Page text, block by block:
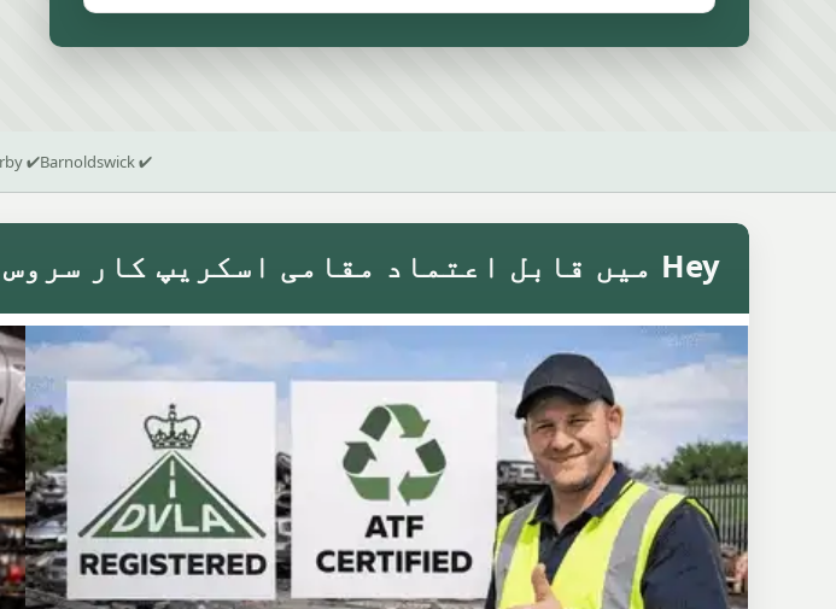
✔ Barnoldswick
✔ Earby
Hey میں قابل اعتماد مقامی اسکریپ کار سروس